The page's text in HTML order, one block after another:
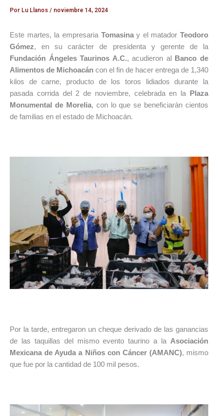
Por Lu Llanos / noviembre 14, 2024
Este martes, la empresaria Tomasinay el matador Teodoro
Gómez, en su carácter de presidenta y gerente de la
Fundación Ángeles Taurinos A.C., acudieron al Banco de
Alimentos de Michoacán con el fin de hacer entrega de 1,340
kilos de carne, producto de los toros lidiados durante la
pasada corrida del 2 de noviembre, celebrada en la Plaza
Monumental de Morelia, con lo que se beneficiarán cientos
de familias en el estado de Michoacán.
Por la tarde, entregaron un cheque derivado de las ganancias
de las taquillas del mismo evento taurino a la Asociación
Mexicana de Ayuda a Niños con Cáncer (AMANC), mismo
que fue por la cantidad de 100 mil pesos.